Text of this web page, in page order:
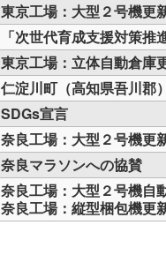
東京工場：大型２号機更
「次世代育成支援対策
東京工場：立体自動倉庫
仁淀川町（高知県吾川郡
SDGs宣言
奈良工場：大型２号機
奈良マラソンへの協賛
奈良工場：大型２号機自
奈良工場：縦型梱包機更